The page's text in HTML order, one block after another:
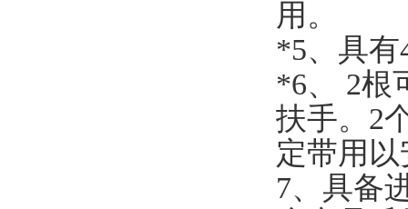
用。
*5、具有
*6、 2根
扶手。2
定带用
7、具备